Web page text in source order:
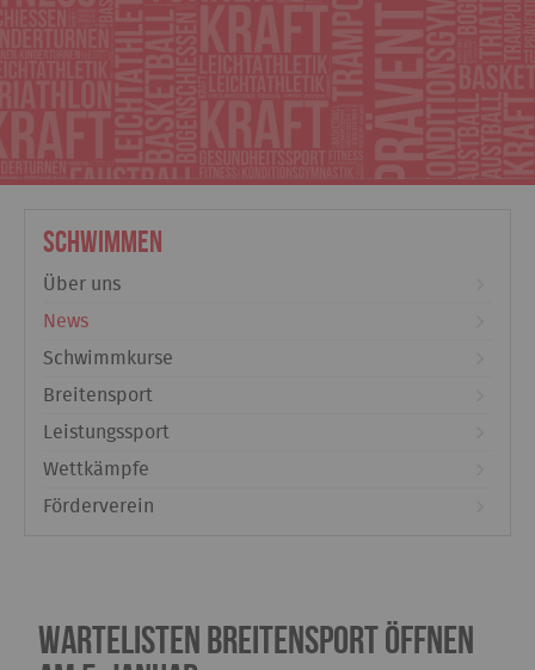
Schwimmen
Über uns
News
Schwimmkurse
Breitensport
Leistungssport
Wettkämpfe
Förderverein
Wartelisten Breitensport öffnen